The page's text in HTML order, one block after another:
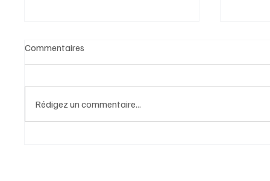
Commentaires
Rédigez un commentaire...